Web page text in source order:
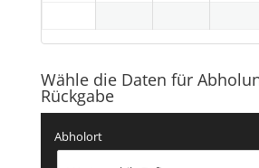
Wähle die Daten für
Rückgabe
Abholort